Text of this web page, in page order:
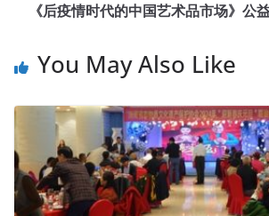
《后疫情时代的中国艺术品市场》公
You May Also Like